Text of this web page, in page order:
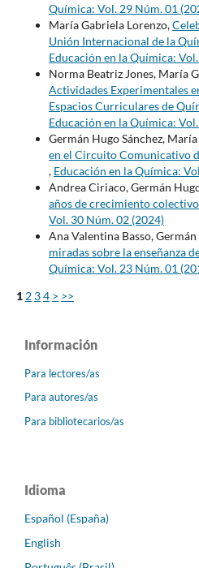
Química: Vol. 29 Núm. 01
María Gabriela Lorenzo,
Unión Internacional de la
Educación en la Química:
Norma Beatriz Jones, María
Actividades Experimentales
Espacios Curriculares de
Educación en la Química:
Germán Hugo Sánchez,
en el Circuito Comunicativo
, Educación en la Química:
Andrea Ciriaco, Germán
años de crecimiento colectivo
Vol. 30 Núm. 02 (2024)
Ana Valentina Basso, Germán
miradas sobre la enseñanza
Química: Vol. 23 Núm. 01
1 2 34 > >>
Información
Para lectores/as
Para autores/as
Para bibliotecarios/as
Idioma
Español (España)
English